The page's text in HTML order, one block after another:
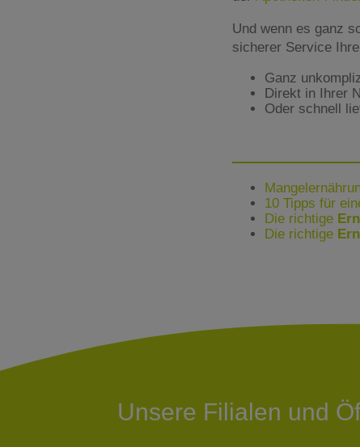
Und wenn es ganz
sicherer Service
Ganz
Direkt in Ihrer
Oder schnell
10 Tipps für
Die richtige
Die richtige
Unsere Filialen und